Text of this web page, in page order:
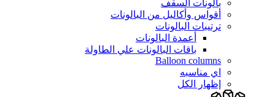
بالونات السقف
أقواس وأكاليل من البالونات
ترتيبات البالونات
أعمدة البالونات
باقات البالونات علي الطاولة
Balloon columns
اي مناسبه
إظهار الكل